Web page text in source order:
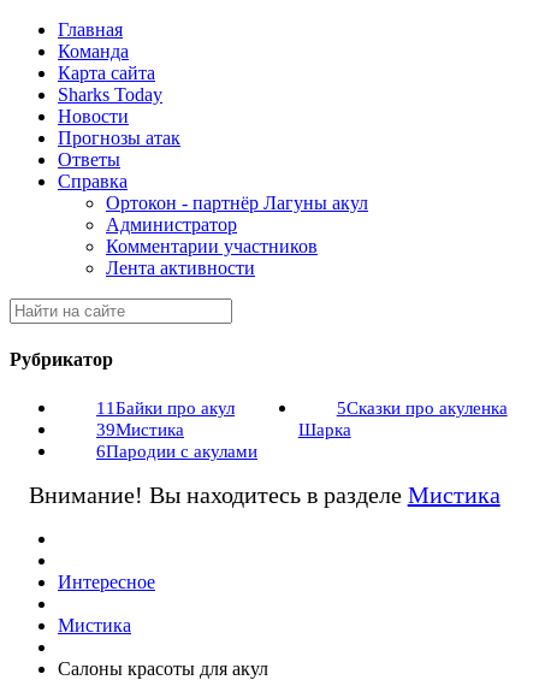
Главная
Команда
Карта сайта
Sharks Today
Новости
Прогнозы атак
Ответы
Справка
Ортокон - партнёр Лагуны акул
Администратор
Комментарии участников
Лента активности
Рубрикатор
11Байки про акул
39Мистика
6Пародии с акулами
5Сказки про акуленка
Шарка
Внимание! Вы находитесь в разделе Мистика
Интересное
Мистика
Салоны красоты для акул